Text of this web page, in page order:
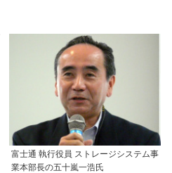
富士通 執行役員 ストレージシステム事
業本部長の五十嵐一浩氏